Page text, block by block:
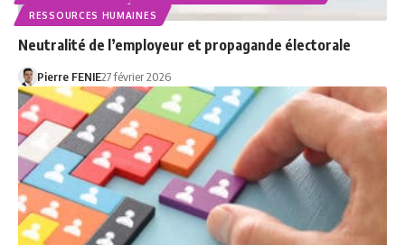
RESSOURCES HUMAINES
Neutralité de l’employeur et propagande électorale
Pierre FENIE27 février 2026